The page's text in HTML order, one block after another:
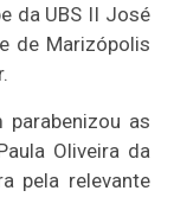
da UBS II José
de Marizópolis
as
Oliveira da
pela relevante